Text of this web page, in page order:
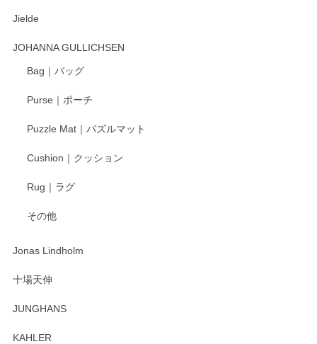
Jielde
JOHANNA GULLICHSEN
Bag｜バッグ
Purse｜ポーチ
Puzzle Mat｜パズルマット
Cushion｜クッション
Rug｜ラグ
その他
Jonas Lindholm
十場天伸
JUNGHANS
KAHLER